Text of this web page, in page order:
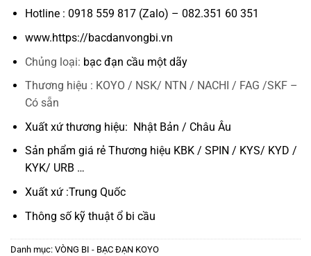
Hotline : 0918 559 817 (Zalo) – 082.351 60 351
www.https://bacdanvongbi.vn
Chủng loại: bạc đạn cầu một dãy
Thương hiệu : KOYO / NSK/ NTN / NACHI / FAG /SKF –
Có sẵn
Xuất xứ thương hiệu: Nhật Bản / Châu Âu
Sản phẩm giá rẻ Thương hiệu KBK / SPIN / KYS/ KYD /
KYK/ URB …
Xuất xứ :Trung Quốc
Thông số kỹ thuậtổ bi cầu
Danh mục: VÒNG BI - BẠC ĐẠN KOYO